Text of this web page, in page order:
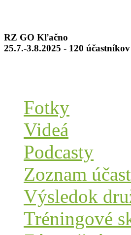
RZ GO Kľačno
25.7.-3.8.2025 - 120 účastníkov
Fotky
Videá
Podcasty
Zoznam
Výsledok
Tréningové